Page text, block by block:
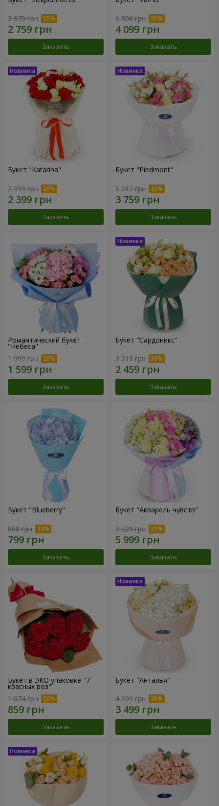
3 679 грн
Заказать
6 306 грн
Заказать
Букет "Katarina"
2 999 грн
Заказать
Букет "Piedmont"
5 012 грн
Заказать
Романтический букет
"Небеса"
1 999 грн
Заказать
Букет "Сардоникс"
3 513 грн
Заказать
Букет "Blueberry"
888 грн
Заказать
Букет "Акварель чувств"
9 229 грн
Заказать
Букет в ЭКО упаковке "7
красных роз"
1 074 грн
Заказать
Букет "Анталья"
4 999 грн
Заказать